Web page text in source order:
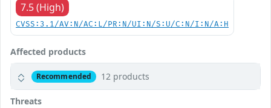
7.5 (High)
CVSS:3.1/AV:N/AC:L/PR:N/UI:N/S:U/C:N/I:N/A:H
Affected products
Recommended 12 products
Threats